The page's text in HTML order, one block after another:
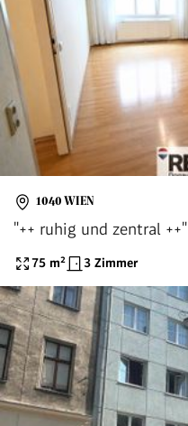
1040 WIEN
"++ ruhig und zentral ++"
75 m² 3 Zimmer